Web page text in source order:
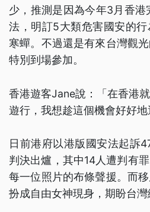
少，推測是因為今年3月香
法，明訂5大類危害國安的
寒蟬。不過還是有來台灣觀
特別到場參加。
香港遊客Jane說：「在香港
遊行，我想趁這個機會好好地
日前港府以港版國安法起訴
判決出爐，其中14人遭判有
每一位照片的布條聲援。而
扮成自由女神現身，期盼台灣